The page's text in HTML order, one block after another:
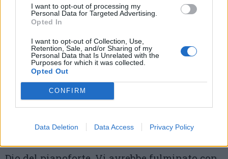
I want to opt-out of processing my
Personal Data for Targeted Advertising.
Opted In
I want to opt-out of Collection, Use,
Retention, Sale, and/or Sharing of my
Personal Data that Is Unrelated with the
Purposes for which it was collected.
Opted Out
CONFIRM
Data Deletion Data Access Privacy Policy
possibilità di dirigere un festival.
Non se lo
sono mai filato.
qualcuno scrive di intitolare una via a suo
nome. Ma siamo sicuri che stiamo parlando
della stessa persona? Di quello che tanto
amava Van Morrison e tutta la cultura blues?
Che noia i coccodrilli di quelli che mentre
parlano di Paolo Carù hanno in sottofondo